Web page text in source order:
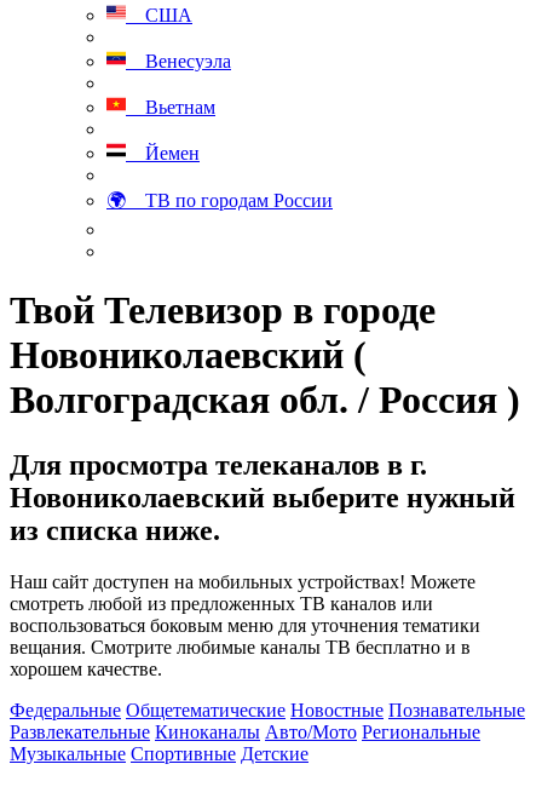
США
Венесуэла
Вьетнам
Йемен
🌍 ТВ по городам России
Твой Телевизор в городе
Новониколаевский (
Волгоградская обл. / Россия )
Для просмотра телеканалов в г.
Новониколаевский выберите нужный
из списка ниже.
Наш сайт доступен на мобильных устройствах! Можете
смотреть любой из предложенных ТВ каналов или
воспользоваться боковым меню для уточнения тематики
вещания. Смотрите любимые каналы ТВ бесплатно и в
хорошем качестве.
Федеральные Общетематические Новостные Познавательные
Развлекательные Киноканалы Авто/Мото Региональные
Музыкальные Спортивные Детские